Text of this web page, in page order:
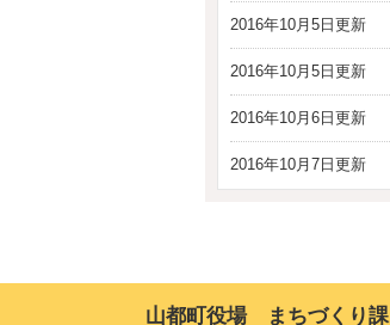
2016年10月5日更新
2016年10月5日更新
2016年10月6日更新
2016年10月7日更新
山都町役場 まちづくり課